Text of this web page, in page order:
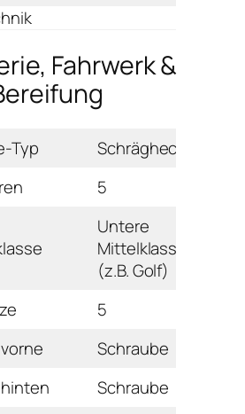
Fahrwerk &
Typ
Schrägheck
5
Untere
Mittelklasse
(z.B. Golf)
5
Schraube
Schraube